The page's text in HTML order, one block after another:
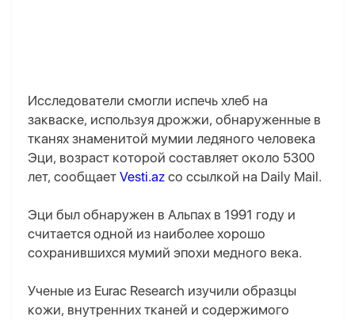
Исследователи смогли испечь хлеб на
закваске, используя дрожжи, обнаруженные в
тканях знаменитой мумии ледяного человека
Эци, возраст которой составляет около 5300
лет, сообщает Vesti.az со ссылкой на Daily Mail.
Эци был обнаружен в Альпах в 1991 году и
считается одной из наиболее хорошо
сохранившихся мумий эпохи медного века.
Ученые из Eurac Research изучили образцы
кожи, внутренних тканей и содержимого